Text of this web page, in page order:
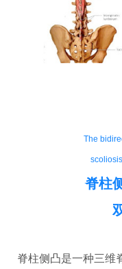
The
脊柱
脊柱侧凸是一种三维